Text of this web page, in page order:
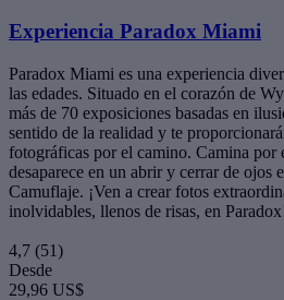
Experiencia Paradox Miami
Paradox Miami es una experiencia
las edades. Situado en el corazón de
más de 70 exposiciones basadas en
sentido de la realidad y te
fotográficas por el camino. Camina por
desaparece en un abrir y cerrar de ojos
Camuflaje. ¡Ven a crear fotos
inolvidables, llenos de risas, en
4,7 (51)
Desde
29,96 US$